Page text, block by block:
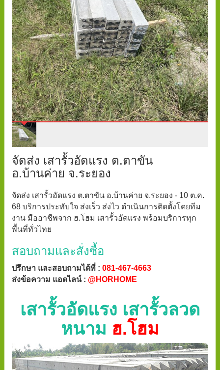
จัดส่ง เสารั้วอัดแรง ต.ตาขัน
อ.บ้านค่าย จ.ระยอง
จัดส่ง เสารั้วอัดแรง ต.ตาขัน อ.บ้านค่าย จ.ระยอง - 10 ต.ค.
68 บริการประทับใจ ส่งเร็ว ส่งไว ดำเนินการติดตั้งโดยทีม
งาน มืออาชีพจาก ฮ.โฮม เสารั้วอัดแรง พร้อมบริการทุก
พื้นที่ทั่วไทย
สอบถามและสั่งซื้อ
ปรึกษา และสอบถามได้ที่ : 081-467-4663
ส่งข้อความ แอดไลน์ : @HORHOME
เสารั้วอัดแรง เสารั้วลวด
หนาม ฮ.โฮม